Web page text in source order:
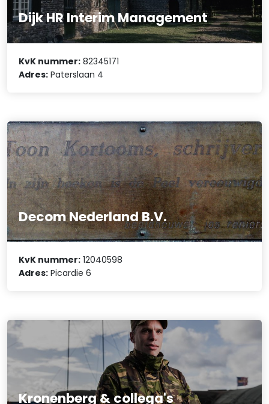
Dijk HR Interim Management
KvK nummer: 82345171
Adres: Paterslaan 4
Decom Nederland B.V.
KvK nummer: 12040598
Adres: Picardie 6
Kronenberg & collega's